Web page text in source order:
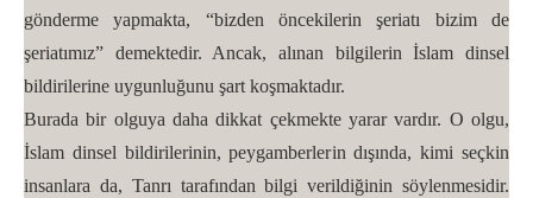
gönderme yapmakta, “bizden öncekilerin şeriatı bizim de
şeriatımız” demektedir. Ancak, alınan bilgilerin İslam dinsel
bildirilerine uygunluğunu şart koşmaktadır.
Burada bir olguya daha dikkat çekmekte yarar vardır. O olgu,
İslam dinsel bildirilerinin, peygamberlerin dışında, kimi seçkin
insanlara da, Tanrı tarafından bilgi verildiğinin söylenmesidir.